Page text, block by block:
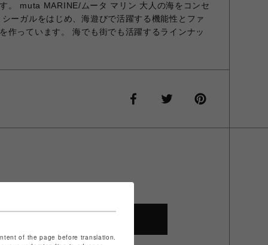
。 muta MARINE/ムータ マリン 大人の海をコンセ
ーガルをはじめ、海遊びで活躍する機能性とファ
作っています。 海でも街でも活躍するラインナッ
of the page before translation.